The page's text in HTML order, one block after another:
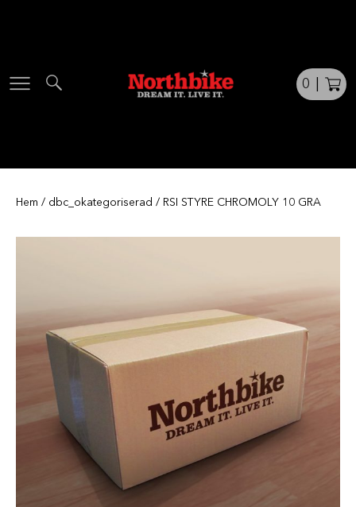
0
Hem / dbc_okategoriserad / RSI STYRE CHROMOLY 10 GRA